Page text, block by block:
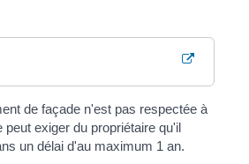
de façade n'est pas respectée à
exiger du propriétaire qu'il
un délai d'au maximum 1 an.